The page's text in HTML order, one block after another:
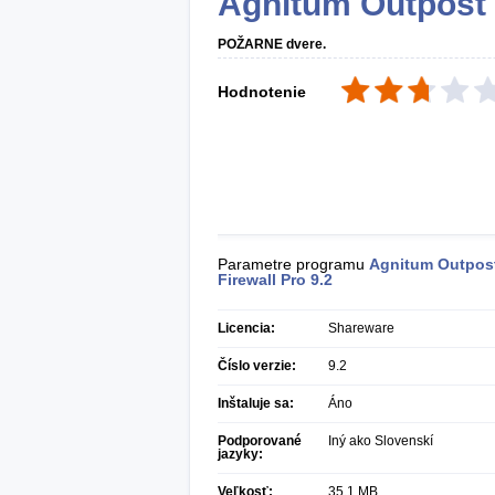
POŽARNE dvere.
Hodnotenie
Parametre programu Agnitum
Firewall Pro 9.2
Licencia: Shareware
Číslo verzie: 9.2
Inštaluje sa: Áno
Podporované
jazyky:
Iný ako Slovenskí
Veľkosť: 35,1 MB